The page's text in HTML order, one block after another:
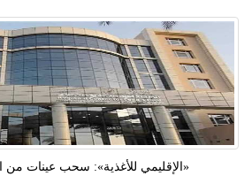
«الإقليمي للأغذية»: سحب عينات من